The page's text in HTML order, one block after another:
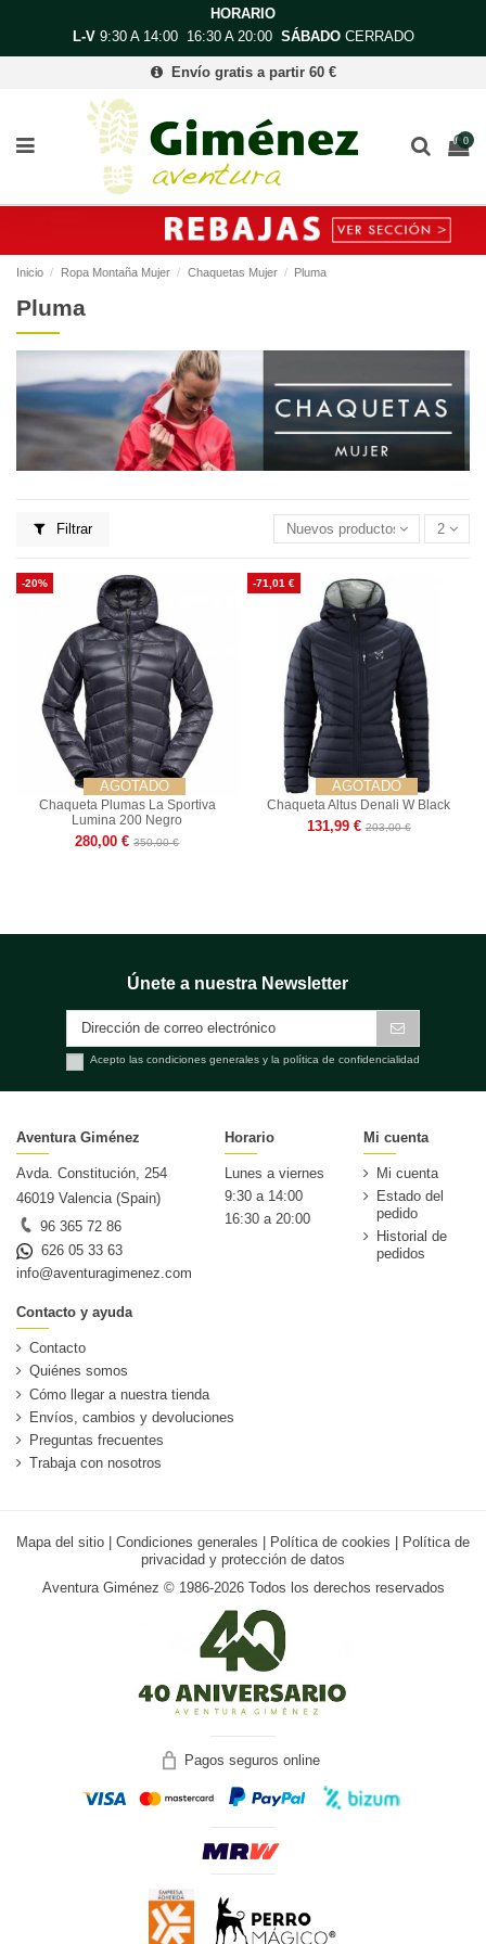
HORARIO
L-V9:30 A 14:00 16:30 A 20:00 SÁBADOCERRADO
Envío gratis a partir 60 €
0
Inicio Ropa Montaña Mujer Chaquetas Mujer Pluma
Pluma
Filtrar Nuevos productos primero
2
AGOTADO
-20%
Chaqueta Plumas La Sportiva
Lumina 200 Negro
280,00 € 350,00 €
AGOTADO
-71,01 €
Chaqueta Altus Denali W Black
131,99 € 203,00 €
Únete a nuestra Newsletter
Acepto las condiciones generales y la política de confidencialidad
Aventura Giménez
Avda. Constitución, 254
46019 Valencia (Spain)
96 365 72 86
626 05 33 63
info@aventuragimenez.com
Horario
Lunes a viernes
9:30 a 14:00
16:30 a 20:00
Mi cuenta
Mi cuenta
Estado del
pedido
Historial de
pedidos
Contacto y ayuda
Contacto
Quiénes somos
Cómo llegar a nuestra tienda
Envíos, cambios y devoluciones
Preguntas frecuentes
Trabaja con nosotros
Mapa del sitio | Condiciones generales | Política de cookies | Política de
privacidad y protección de datos
Aventura Giménez © 1986-2026 Todos los derechos reservados
Pagos seguros online